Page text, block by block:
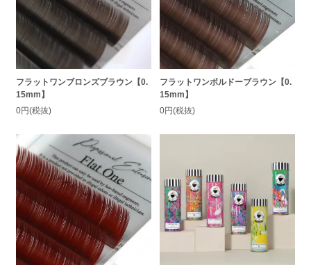
フラットワンブロンズブラウン【0.
15mm】
0円(税抜)
フラットワンボルドーブラウン【0.
15mm】
0円(税抜)